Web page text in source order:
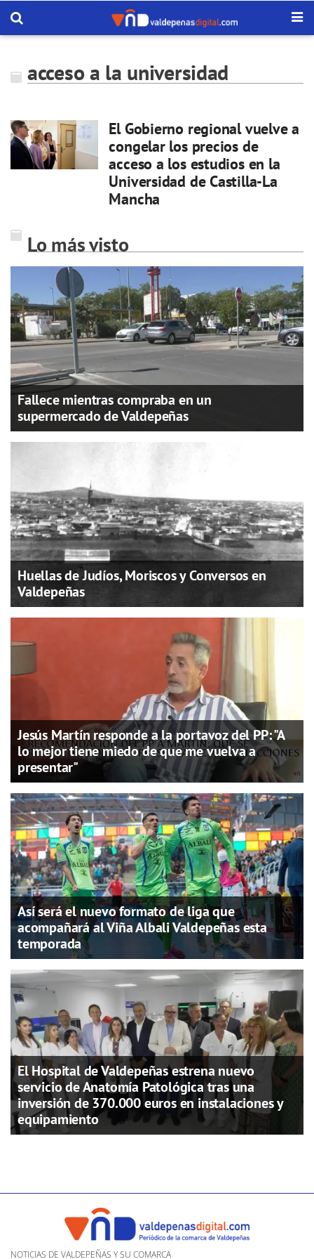
acceso a la universidad
El Gobierno regional vuelve a
congelar los precios de
acceso a los estudios en la
Universidad de Castilla-La
Mancha
Lo más visto
Fallece mientras compraba en un
supermercado de Valdepeñas
Huellas de Judíos, Moriscos y Conversos en
Valdepeñas
Jesús Martín responde a la portavoz del PP: "A
lo mejor tiene miedo de que me vuelva a
presentar"
Así será el nuevo formato de liga que
acompañará al Viña Albali Valdepeñas esta
temporada
El Hospital de Valdepeñas estrena nuevo
servicio de Anatomía Patológica tras una
inversión de 370.000 euros en instalaciones y
equipamiento
NOTICIAS DE VALDEPEÑAS Y SU COMARCA